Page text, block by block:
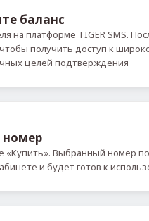
баланс
на платформе TIGER SMS.
получить доступ к
целей подтверждения
номер
Выбранный номер
и будет готов к